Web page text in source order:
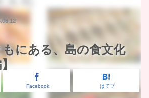
にある、島の食文化
Facebook はてブ